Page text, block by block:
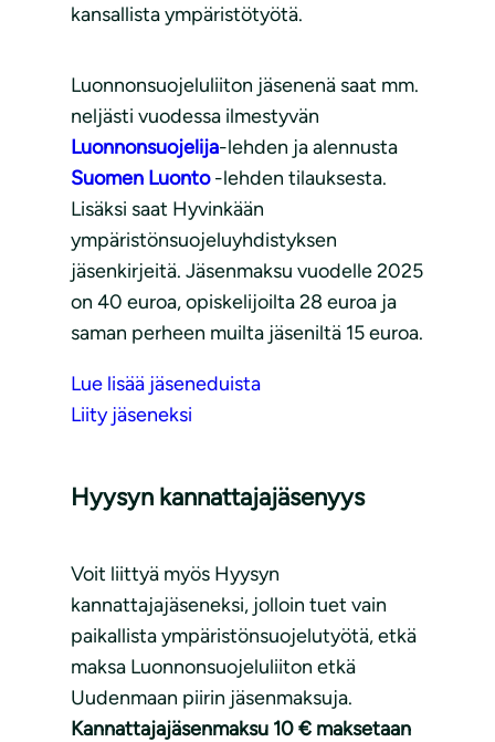
kansallista ympäristötyötä.
Luonnonsuojeluliiton jäsenenä saat mm.
neljästi vuodessa ilmestyvän
Luonnonsuojelija-lehden ja alennusta
Suomen Luonto-lehden tilauksesta.
Lisäksi saat Hyvinkään
ympäristönsuojeluyhdistyksen
jäsenkirjeitä. Jäsenmaksu vuodelle 2025
on 40 euroa, opiskelijoilta 28 euroa ja
saman perheen muilta jäseniltä 15 euroa.
Lue lisää jäseneduista
Liity jäseneksi
Hyysyn kannattajajäsenyys
Voit liittyä myös Hyysyn
kannattajajäseneksi, jolloin tuet vain
paikallista ympäristönsuojelutyötä, etkä
maksa Luonnonsuojeluliiton etkä
Uudenmaan piirin jäsenmaksuja.
Kannattajajäsenmaksu 10 € maksetaan